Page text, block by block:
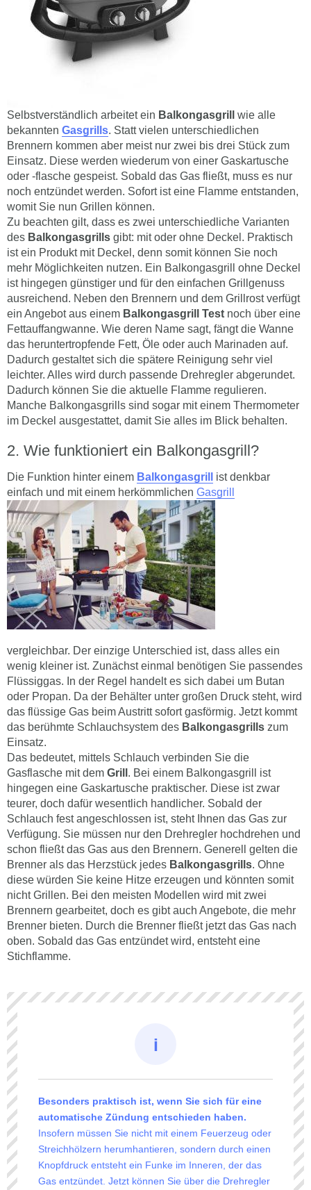
Selbstverständlich arbeitet ein Balkongasgrill
wie alle
bekannten Gasgrills. Statt vielen unterschiedlichen
Brennern kommen aber meist nur zwei bis drei Stück zum
Einsatz. Diese werden wiederum von einer Gaskartusche
oder -flasche gespeist. Sobald das Gas fließt, muss es nur
noch entzündet werden. Sofort ist eine Flamme entstanden,
womit Sie nun Grillen können.
Zu beachten gilt, dass es zwei unterschiedliche Varianten
des Balkongasgrills gibt: mit oder ohne Deckel. Praktisch
ist ein Produkt mit Deckel, denn somit können Sie noch
mehr Möglichkeiten nutzen. Ein Balkongasgrill ohne Deckel
ist hingegen günstiger und für den einfachen Grillgenuss
ausreichend. Neben den Brennern und dem Grillrost verfügt
ein Angebot aus einem Balkongasgrill Test noch über eine
Fettauffangwanne. Wie deren Name sagt, fängt die Wanne
das heruntertropfende Fett, Öle oder auch Marinaden auf.
Dadurch gestaltet sich die spätere Reinigung sehr viel
leichter. Alles wird durch passende Drehregler abgerundet.
Dadurch können Sie die aktuelle Flamme regulieren.
Manche Balkongasgrills sind sogar mit einem Thermometer
im Deckel ausgestattet, damit Sie alles im Blick behalten.
Wie funktioniert ein Balkongasgrill?
Die Funktion hinter einem Balkongasgrill
ist denkbar
einfach und mit einem herkömmlichen Gasgrill
vergleichbar. Der einzige Unterschied ist, dass alles ein
wenig kleiner ist. Zunächst einmal benötigen Sie passendes
Flüssiggas. In der Regel handelt es sich dabei um Butan
oder Propan. Da der Behälter unter großen Druck steht, wird
das flüssige Gas beim Austritt sofort gasförmig. Jetzt kommt
das berühmte Schlauchsystem des Balkongasgrills zum
Einsatz.
Das bedeutet, mittels Schlauch verbinden Sie die
Gasflasche mit dem Grill . Bei einem Balkongasgrill ist
hingegen eine Gaskartusche praktischer. Diese ist zwar
teurer, doch dafür wesentlich handlicher. Sobald der
Schlauch fest angeschlossen ist, steht Ihnen das Gas zur
Verfügung. Sie müssen nur den Drehregler hochdrehen und
schon fließt das Gas aus den Brennern. Generell gelten die
Brenner als das Herzstück jedes Balkongasgrills. Ohne
diese würden Sie keine Hitze erzeugen und könnten somit
nicht Grillen. Bei den meisten Modellen wird mit zwei
Brennern gearbeitet, doch es gibt auch Angebote, die mehr
Brenner bieten. Durch die Brenner fließt jetzt das Gas nach
oben. Sobald das Gas entzündet wird, entsteht eine
Stichflamme.
Besonders praktisch ist, wenn Sie sich für eine
automatische Zündung entschieden haben.
Insofern müssen Sie nicht mit einem Feuerzeug oder
Streichhölzern herumhantieren, sondern durch einen
Knopfdruck entsteht ein Funke im Inneren, der das
Gas entzündet. Jetzt können Sie über die Drehregler